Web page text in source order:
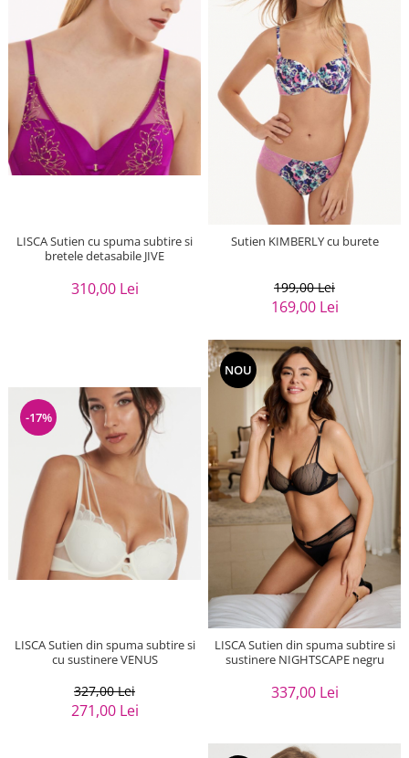
LISCA Sutien cu spuma subtire si
bretele detasabile JIVE
310,00 Lei
Sutien KIMBERLY cu burete
199,00 Lei
169,00 Lei
-17%
LISCA Sutien din spuma subtire si
cu sustinere VENUS
327,00 Lei
271,00 Lei
NOU
LISCA Sutien din spuma subtire si
sustinere NIGHTSCAPE negru
337,00 Lei